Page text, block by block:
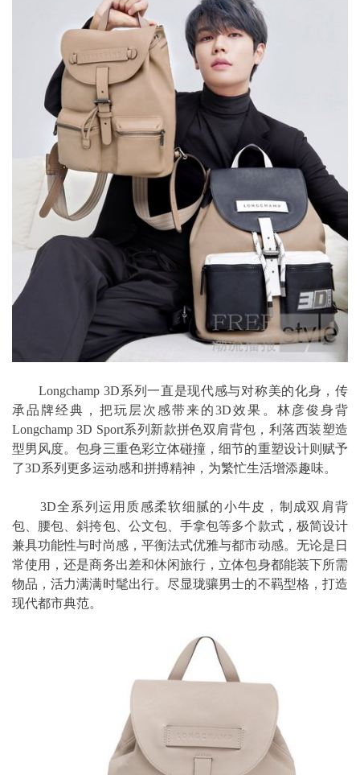
Longchamp 3D系列一直是现代感与对称美的化身，传
承品牌经典，把玩层次感带来的3D效果。林彦俊身背
Longchamp 3D Sport系列新款拼色双肩背包，利落西装塑造
型男风度。包身三重色彩立体碰撞，细节的重塑设计则赋予
了3D系列更多运动感和拼搏精神，为繁忙生活增添趣味。
3D全系列运用质感柔软细腻的小牛皮，制成双肩背
包、腰包、斜挎包、公文包、手拿包等多个款式，极简设计
兼具功能性与时尚感，平衡法式优雅与都市动感。无论是日
常使用，还是商务出差和休闲旅行，立体包身都能装下所需
物品，活力满满时髦出行。尽显珑骧男士的不羁型格，打造
现代都市典范。